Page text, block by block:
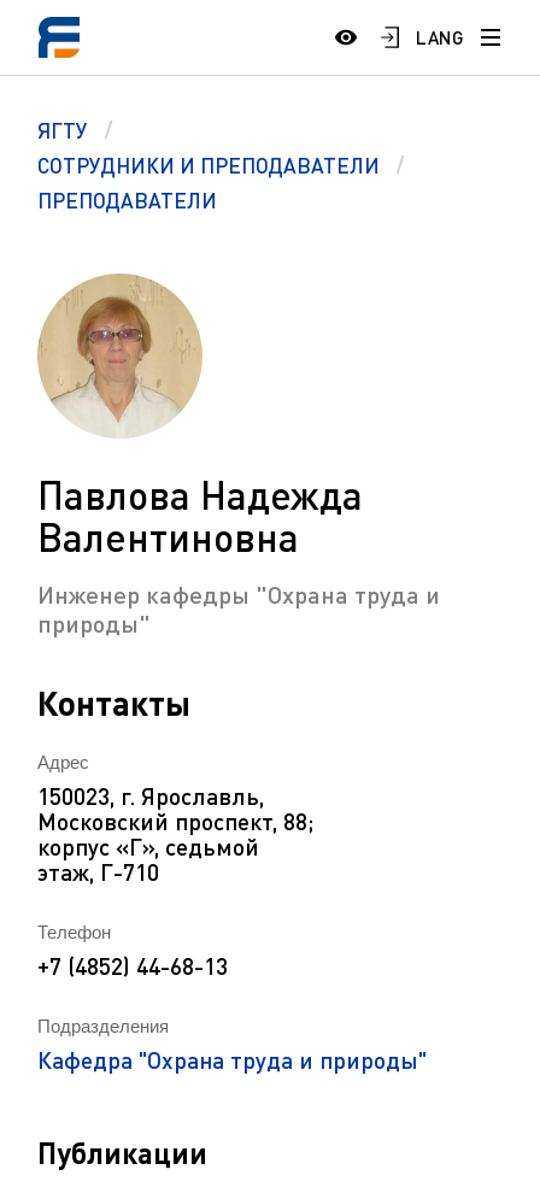
LANG
ЯГТУ
СОТРУДНИКИ И ПРЕПОДАВАТЕЛИ
ПРЕПОДАВАТЕЛИ
Павлова Надежда
Валентиновна
Инженер кафедры "Охрана труда и
природы"
Подразделения
Кафедра "Охрана труда и природы"
Публикации
Контакты
Адрес
150023, г. Ярославль,
Московский проспект, 88;
корпус «Г», седьмой
этаж, Г-710
Телефон
+7 (4852) 44-68-13